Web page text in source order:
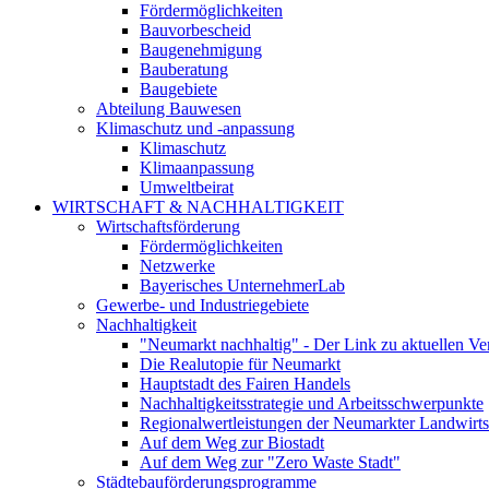
Fördermöglichkeiten
Bauvorbescheid
Baugenehmigung
Bauberatung
Baugebiete
Abteilung Bauwesen
Klimaschutz und -anpassung
Klimaschutz
Klimaanpassung
Umweltbeirat
WIRTSCHAFT & NACHHALTIGKEIT
Wirtschaftsförderung
Fördermöglichkeiten
Netzwerke
Bayerisches UnternehmerLab
Gewerbe- und Industriegebiete
Nachhaltigkeit
"Neumarkt nachhaltig" - Der Link zu aktuellen
Die Realutopie für Neumarkt
Hauptstadt des Fairen Handels
Nachhaltigkeitsstrategie und Arbeitsschwerpunkte
Regionalwertleistungen der Neumarkter
Auf dem Weg zur Biostadt
Auf dem Weg zur "Zero Waste Stadt"
Städtebauförderungsprogramme